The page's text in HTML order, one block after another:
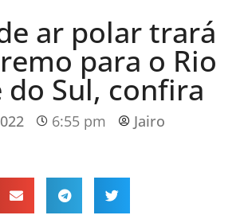
ar polar trará
para o Rio
do Sul, confira
6:55 pm Jairo